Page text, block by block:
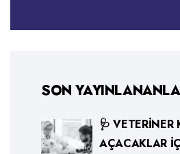
SON
🩺 VETERINER
AÇACAKLAR